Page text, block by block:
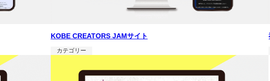
KOBE CREATORS JAMサイト
カテゴリー